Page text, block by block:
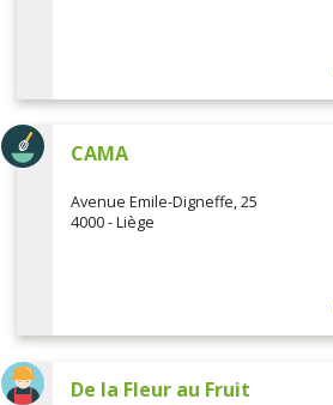
CAMA
Avenue Emile-Digneffe, 25
4000 - Liège
De la Fleur au Fruit